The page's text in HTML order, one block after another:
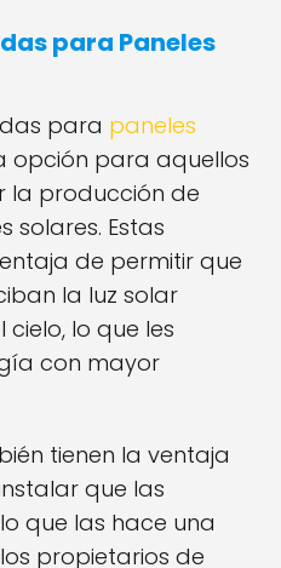
para Paneles
para paneles
opción para aquellos
la producción de
solares. Estas
de permitir que
la luz solar
lo que les
con mayor
tienen la ventaja
que las
que las hace una
propietarios de